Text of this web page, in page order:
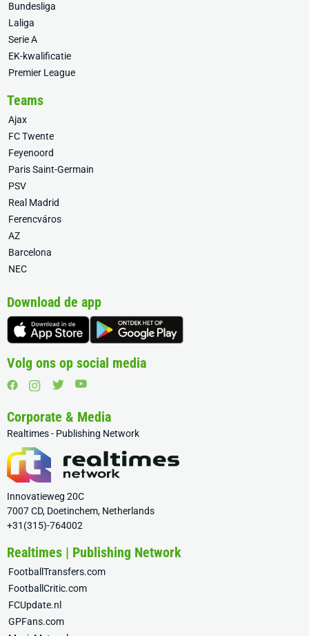
Bundesliga
Laliga
Serie A
EK-kwalificatie
Premier League
Teams
Ajax
FC Twente
Feyenoord
Paris Saint-Germain
PSV
Real Madrid
Ferencváros
AZ
Barcelona
NEC
Download de app
Volg ons op social media
Corporate & Media
Realtimes - Publishing Network
Innovatieweg 20C
7007 CD, Doetinchem, Netherlands
+31(315)-764002
Realtimes | Publishing Network
FootballTransfers.com
FootballCritic.com
FCUpdate.nl
GPFans.com